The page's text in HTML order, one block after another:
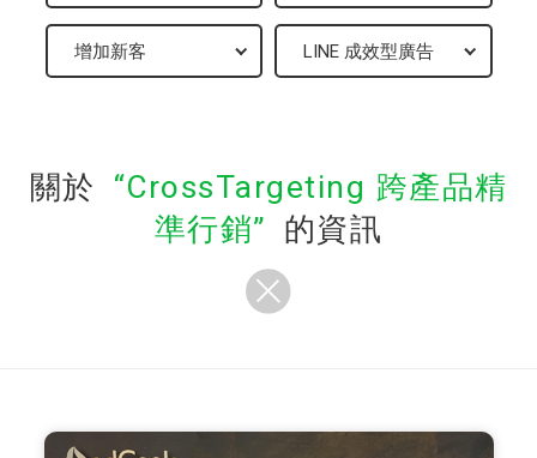
關於
CrossTargeting 跨產品精
準行銷
的資訊